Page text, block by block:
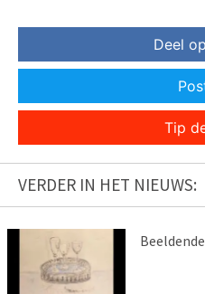
Deel
Tip
VERDER IN HET NIEUWS: